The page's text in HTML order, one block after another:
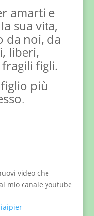
amarti e
sua vita,
da noi, da
liberi,
figli.
più
video che
mio canale youtube